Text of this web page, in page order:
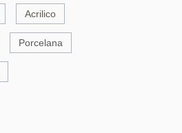
Acrilico
Porcelana